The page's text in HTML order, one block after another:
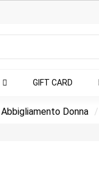
GIFT CARD
Abbigliamento Donna